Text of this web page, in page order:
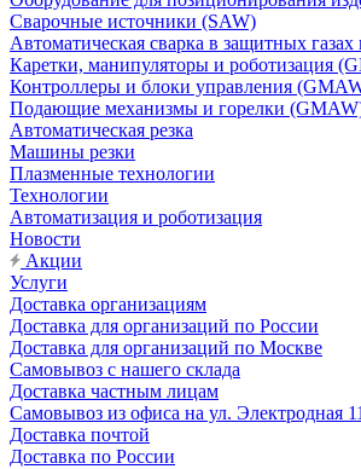
Сварочные источники (SAW)
Автоматическая сварка в защитных
Каретки, манипуляторы и роботизация
Контроллеры и блоки управления
Подающие механизмы и горелки
Автоматическая резка
Машины резки
Плазменные технологии
Технологии
Автоматизация и роботизация
Новости
Акции
Услуги
Доставка организациям
Доставка для организаций по России
Доставка для организаций по Москве
Самовывоз с нашего склада
Доставка частным лицам
Самовывоз из офиса на ул. Электродная 11
Доставка почтой
Доставка по России